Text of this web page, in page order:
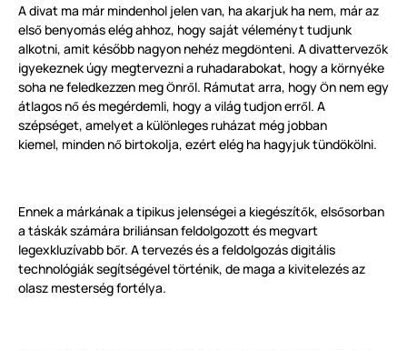
A divat ma már mindenhol jelen van, ha akarjuk ha nem, már az
első benyomás elég ahhoz, hogy saját véleményt tudjunk
alkotni, amit később nagyon nehéz megdönteni. A divattervezők
igyekeznek úgy megtervezni a ruhadarabokat, hogy a környéke
soha ne feledkezzen meg Önről. Rámutat arra, hogy Ön nem egy
átlagos nő és megérdemli, hogy a világ tudjon erről. A
szépséget, amelyet a különleges ruházat még jobban
kiemel, minden nő birtokolja, ezért elég ha hagyjuktündökölni.
Ennek a márkának a tipikus jelenségei a kiegészítők, elsősorban
a táskák számára briliánsan feldolgozott és megvart
legexkluzívabb bőr. A tervezés és a feldolgozás digitális
technológiák segítségével történik, de maga a kivitelezés az
olasz mesterség fortélya.